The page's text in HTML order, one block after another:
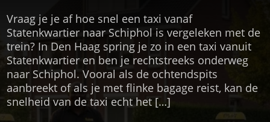
Vraag je je af hoe snel een taxi vanaf
Statenkwartier naar Schiphol is vergeleken met de
trein? In Den Haag spring je zo in een taxi vanuit
Statenkwartier en ben je rechtstreeks onderweg
naar Schiphol. Vooral als de ochtendspits
aanbreekt of als je met flinke bagage reist, kan de
snelheid van de taxi echt het […]